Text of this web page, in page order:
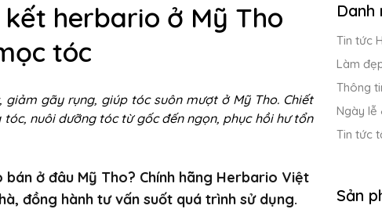
herbario ở Mỹ Tho
tóc
gãy rụng, giúp tóc suôn mượt ở Mỹ Tho. Chiết
nuôi dưỡng tóc từ gốc đến ngọn, phục hồi hư tổn
ở đâu Mỹ Tho? Chính hãng Herbario Việt
đồng hành tư vấn suốt quá trình sử dụng.
Danh
Tin tức
Làm
Thông
Ngày lễ
Tin tức
Sản